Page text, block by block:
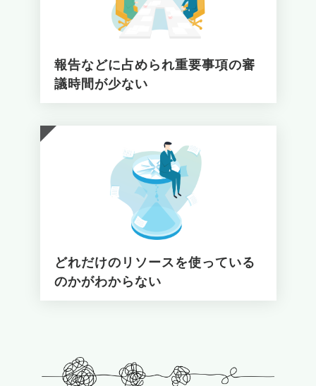
報告などに占められ重要事項の審
議時間が少ない
どれだけのリソースを使っている
のかがわからない